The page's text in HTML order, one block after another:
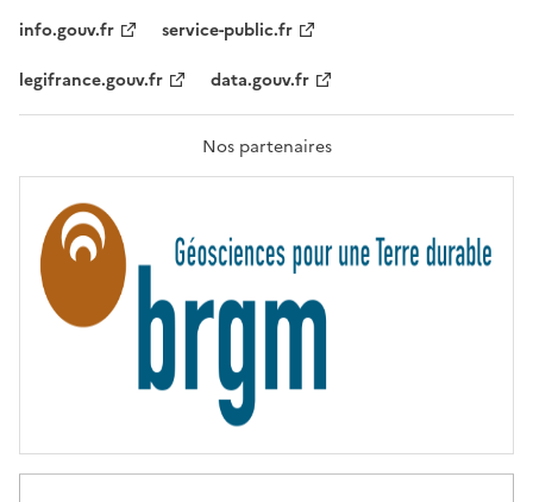
F
A
T
R
T
É
info.gouv.fr
service-public.fr
legifrance.gouv.fr
data.gouv.fr
Nos partenaires